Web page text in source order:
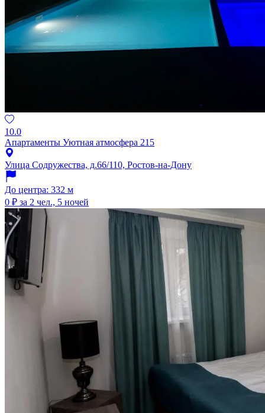
10.0
Апартаменты Уютная атмосфера 215
Улица Содружества, д.66/110, Ростов-на-Дону
До центра: 332 м
0 ₽ за 2 чел., 5 ночей